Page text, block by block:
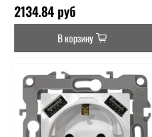
2134.84 руб
В корзину